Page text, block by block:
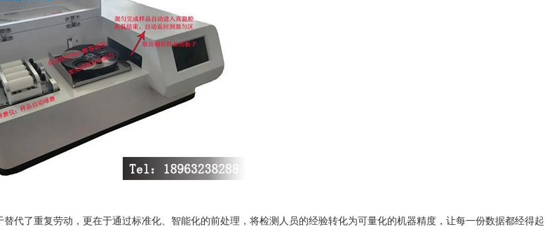
代了重复劳动，更在于通过标准化、智能化的前处理，将检测人员的经验转化为可量化的机器精度，让每一份数据都经得起